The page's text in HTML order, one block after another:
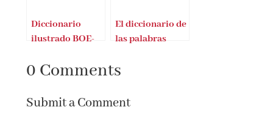
Diccionario
ilustrado BOE-
El diccionario de
las palabras
0 Comments
Submit a Comment